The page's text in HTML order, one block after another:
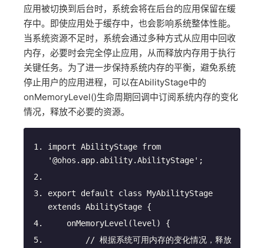
应用被切换到后台时，系统会将在后台的应用保留在缓
存中。即使应用处于缓存中，也会影响系统整体性能。
当系统资源不足时，系统会通过多种方式从应用中回收
内存，必要时会完全停止应用，从而释放内存用于执行
关键任务。为了进一步保持系统内存的平衡，避免系统
停止用户的应用进程，可以在AbilityStage中的
onMemoryLevel()生命周期回调中订阅系统内存的变化
情况，释放不必要的资源。
import AbilityStage from
'@ohos.app.ability.AbilityStage' ;
export default class MyAbilityStage
extends AbilityStage {
onMemoryLevel (level )
{
// 根据系统可用内存的变化情况，释放